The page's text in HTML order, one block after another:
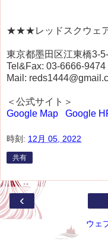
★★★レッドスクウェ
東京都墨田区江東橋3-
Tel&Fax: 03-6666-9474
Mail:
＜公式サイト＞
Google Map
Google
時刻: 12月 05, 2022
共有
‹
ウェ